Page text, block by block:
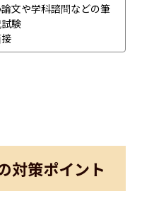
文や学科諮問などの筆
験
対策ポイント